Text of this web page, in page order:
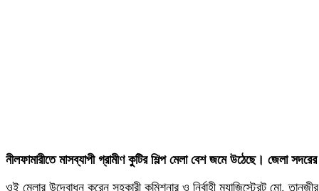
নীলফামারীতে মাসব্যাপী গ্রামীণ কুটির শিল্প মেলা বেশ জমে উঠেছে। জেলা
ওই মেলার উদ্বোধন করেন সহকারী কমিশনার ও নির্বাহী ম্যাজিস্ট্রেট মো.